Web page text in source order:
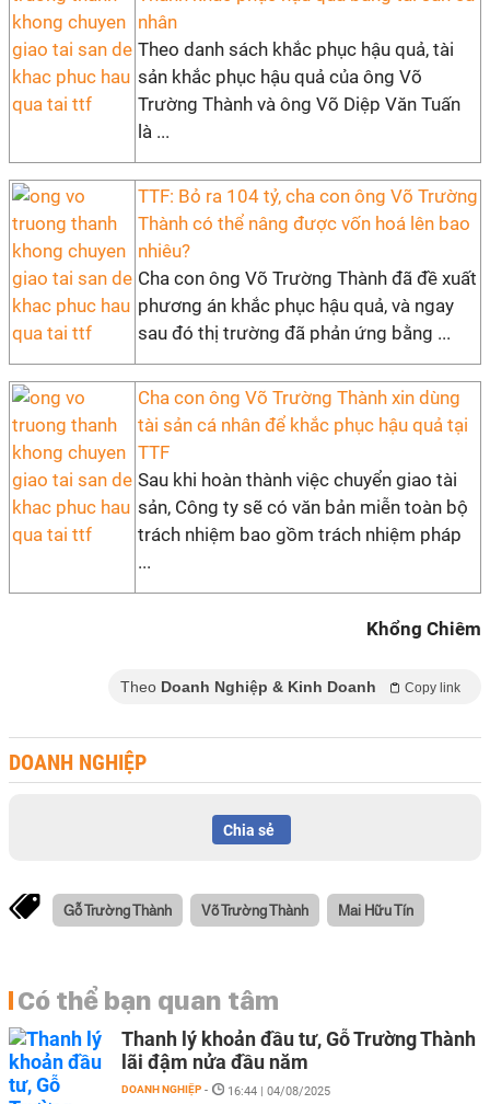
nhân
Theo danh sách khắc phục hậu quả, tài
sản khắc phục hậu quả của ông Võ
Trường Thành và ông Võ Diệp Văn Tuấn
là ...
TTF: Bỏ ra 104 tỷ, cha con ông Võ Trường
Thành có thể nâng được vốn hoá lên bao
nhiêu?
Cha con ông Võ Trường Thành đã đề xuất
phương án khắc phục hậu quả, và ngay
sau đó thị trường đã phản ứng bằng ...
Cha con ông Võ Trường Thành xin dùng
tài sản cá nhân để khắc phục hậu quả tại
TTF
Sau khi hoàn thành việc chuyển giao tài
sản, Công ty sẽ có văn bản miễn toàn bộ
trách nhiệm bao gồm trách nhiệm pháp
...
Khổng Chiêm
Theo Doanh Nghiệp & Kinh Doanh Copy link
DOANH NGHIỆP
Chia sẻ
Gỗ Trường Thành Võ Trường Thành Mai Hữu Tín
Có thể bạn quan tâm
Thanh lý khoản đầu tư, Gỗ Trường Thành
lãi đậm nửa đầu năm
DOANH NGHIỆP - 16:44 | 04/08/2025